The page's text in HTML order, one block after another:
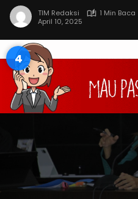
TIM Redaksi
1 Min Baca
April 10, 2025
3